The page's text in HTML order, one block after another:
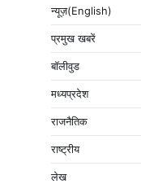
न्यूज़(English)
प्रमुख खबरें
बॉलीवुड
मध्यप्रदेश
राजनैतिक
राष्ट्रीय
लेख